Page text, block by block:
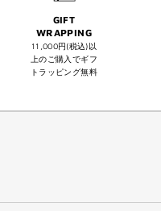
GIFT
WRAPPING
11,000円(税込)以
上のご購入でギフ
トラッピング無料